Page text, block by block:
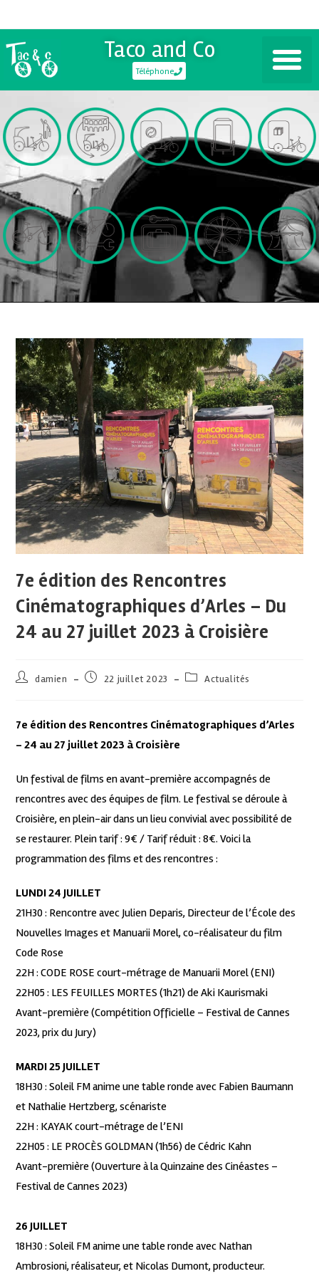
Taco and Co
Téléphone
7e édition des Rencontres
Cinématographiques d’Arles – Du
24 au 27 juillet 2023 à Croisière
damien 22 juillet 2023 Actualités
7e édition des Rencontres Cinématographiques d’Arles
– 24 au 27 juillet 2023 à Croisière
Un festival de films en avant-première accompagnés de
rencontres avec des équipes de film. Le festival se déroule à
Croisière, en plein-air dans un lieu convivial avec possibilité de
se restaurer. Plein tarif : 9€ / Tarif réduit : 8€. Voici la
programmation des films et des rencontres :
LUNDI 24 JUILLET
21H30 : Rencontre avec Julien Deparis, Directeur de l’École des
Nouvelles Images et Manuarii Morel, co-réalisateur du film
Code Rose
22H : CODE ROSE court-métrage de Manuarii Morel (ENI)
22H05 : LES FEUILLES MORTES (1h21) de Aki Kaurismaki
Avant-première (Compétition Officielle – Festival de Cannes
2023, prix du Jury)
MARDI 25 JUILLET
18H30 : Soleil FM anime une table ronde avec Fabien Baumann
et Nathalie Hertzberg, scénariste
22H : KAYAK court-métrage de l’ENI
22H05 : LE PROCÈS GOLDMAN (1h56) de Cédric Kahn
Avant-première (Ouverture à la Quinzaine des Cinéastes –
Festival de Cannes 2023)
26 JUILLET
18H30 : Soleil FM anime une table ronde avec Nathan
Ambrosioni, réalisateur, et Nicolas Dumont, producteur.